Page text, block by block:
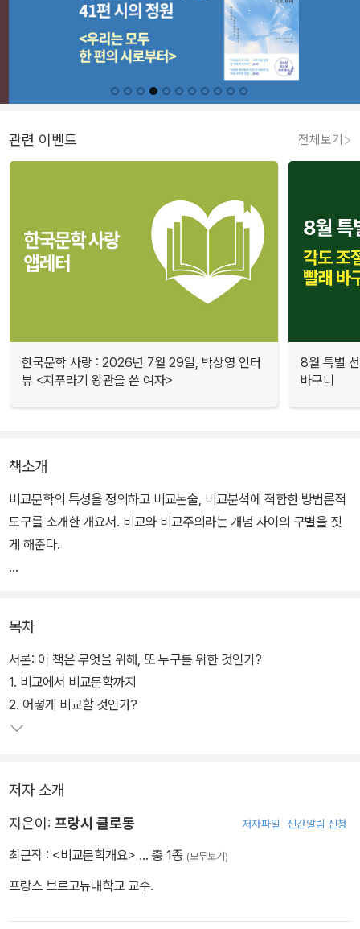
관련 이벤트 전체보기
한국문학 사랑 : 2026년 7월 29일, 박상영 인터
뷰 <지푸라기 왕관을 쓴 여자>
8월 특별
바구니
책소개
비교문학의 특성을 정의하고 비교논술, 비교분석에 적합한 방법론적
도구를 소개한 개요서. 비교와 비교주의라는 개념 사이의 구별을 짓
게 해준다.
법'임을 보여준다.
이 책은 비교문학의 주요 문제와 유형별 연습문제 등을 구체적으로
다룬다. 또한 일반문학의 문제를 다루기 위해 프랑스 및 여러나라의
작가들에 대한 연습문제 유형과 문제풀이가 첨부되어 있다.
목차
서론: 이 책은 무엇을 위해, 또 누구를 위한 것인가?
1. 비교에서 비교문학까지
2. 어떻게 비교할 것인가?
저자 소개
지은이: 프랑시 클로동 저자파일 신간알림 신청
최근작 : <비교문학개요> … 총 1종 (모두보기)
프랑스 브르고뉴대학교 교수.